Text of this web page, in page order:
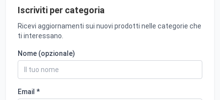
Iscriviti per categoria
Ricevi aggiornamenti sui nuovi prodotti nelle categorie che
ti interessano.
Nome (opzionale)
Email *